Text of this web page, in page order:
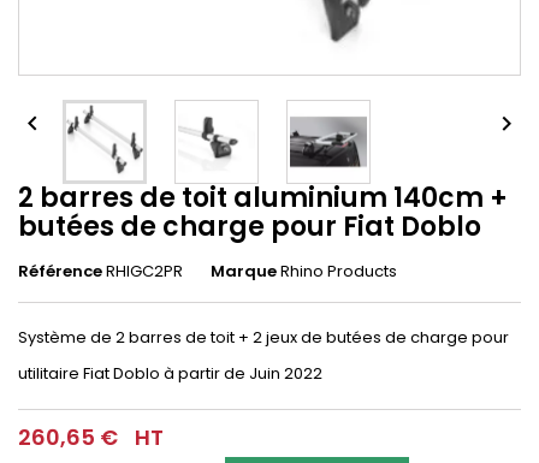
 
2 barres de toit aluminium 140cm +
butées de charge pour Fiat Doblo
RéférenceRHIGC2PR MarqueRhino Products
Système de 2 barres de toit + 2 jeux de butées de charge pour
utilitaire Fiat Doblo à partir de Juin 2022
260,65 € HT